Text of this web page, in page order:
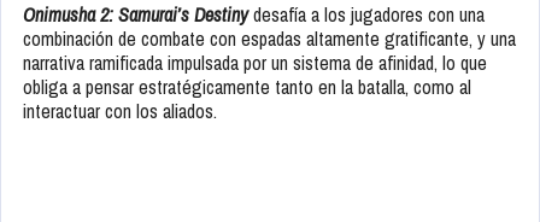
Onimusha 2: Samurai’s Destinydesafía a los jugadores con una
combinación de combate con espadas altamente gratificante, y una
narrativa ramificada impulsada por un sistema de afinidad, lo que
obliga a pensar estratégicamente tanto en la batalla, como al
interactuar con los aliados.